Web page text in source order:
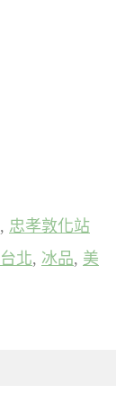
, 忠孝敦化站
台北, 冰品, 美